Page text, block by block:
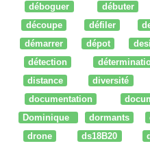
déboguer
débuter
découpe
défiler
démarrer
dépot
détection
distance
diversité
documentation
Dominique
dormants
drone
ds18B20